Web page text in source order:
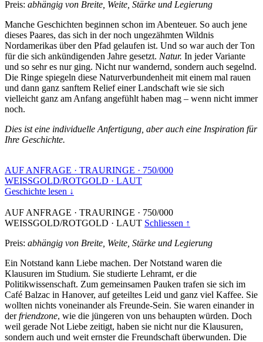
Preis: abhängig von Breite, Weite, Stärke und Legierung
Manche Geschichten beginnen schon im Abenteuer. So auch jene
dieses Paares, das sich in der noch ungezähmten Wildnis
Nordamerikas über den Pfad gelaufen ist. Und so war auch der Ton
für die sich ankündigenden Jahre gesetzt. Natur. In jeder Variante
und so sehr es nur ging. Nicht nur wandernd, sondern auch segelnd.
Die Ringe spiegeln diese Naturverbundenheit mit einem mal rauen
und dann ganz sanftem Relief einer Landschaft wie sie sich
vielleicht ganz am Anfang angefühlt haben mag – wenn nicht immer
noch.
Dies ist eine individuelle Anfertigung, aber auch eine Inspiration für
Ihre Geschichte.
AUF ANFRAGE · TRAURINGE · 750/000
WEISSGOLD/ROTGOLD · LAUT
Geschichte lesen ↓
AUF ANFRAGE · TRAURINGE · 750/000
WEISSGOLD/ROTGOLD · LAUT Schliessen ↑
Preis: abhängig von Breite, Weite, Stärke und Legierung
Ein Notstand kann Liebe machen. Der Notstand waren die
Klausuren im Studium. Sie studierte Lehramt, er die
Politikwissenschaft. Zum gemeinsamen Pauken trafen sie sich im
Café Balzac in Hanover, auf geteiltes Leid und ganz viel Kaffee. Sie
wollten nichts voneinander als Freunde-Sein. Sie waren einander in
derfriendzone, wie die jüngeren von uns behaupten würden. Doch
weil gerade Not Liebe zeitigt, haben sie nicht nur die Klausuren,
sondern auch und weit ernster die Freundschaft überwunden. Die